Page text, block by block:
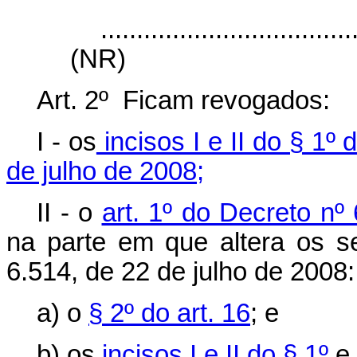
(NR)
Art. 2º Ficam revogados:
I - os incisos I e II do § 1º
de julho de 2008;
II - o art. 1º do Decreto
na parte em que altera os
6.514, de 22 de julho de 2008:
a) o § 2º do art. 16; e